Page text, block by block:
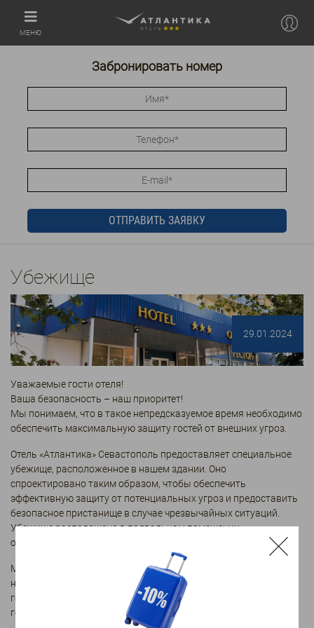
МЕНЮ
Забронировать номер
Убежище
29.01.2024
Уважаемые гости отеля!
Ваша безопасность – наш приоритет!
Мы понимаем, что в такое непредсказуемое время необходимо
обеспечить максимальную защиту гостей от внешних угроз.
Отель «Атлантика» Севастополь предоставляет специальное
убежище, расположенное в нашем здании. Оно
спроектировано таким образом, чтобы обеспечить
эффективную защиту от потенциальных угроз и предоставить
безопасное пристанище в случае чрезвычайных ситуаций.
Убежище расположено в подвальном помещении,
оборудовано вентиляцией и запасом питьевой воды.
Мы считаем, что поддержание безопасности является
неотъемлемой частью ответственности перед нашими
гостями. Поэтому стремимся создать атмосферу, где каждый
гость может чувствовать себя защищенно.